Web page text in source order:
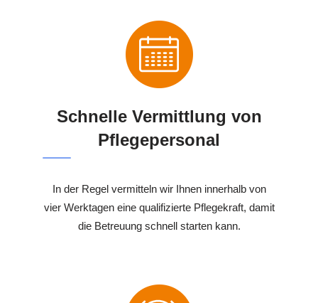
Schnelle Vermittlung von
Pflegepersonal
In der Regel vermitteln wir Ihnen innerhalb von
vier Werktagen eine qualifizierte Pflegekraft, damit
die Betreuung schnell starten kann.